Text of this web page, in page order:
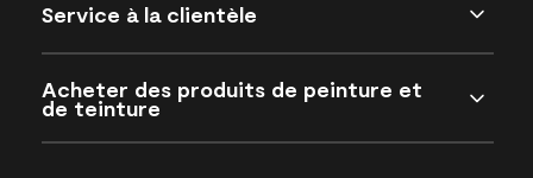
Service à la clientèle
Acheter des produits de peinture et
de teinture